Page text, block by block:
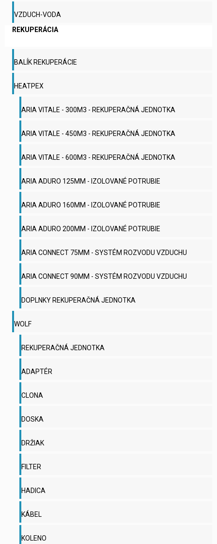
VZDUCH-VODA
REKUPERÁCIA
BALÍK REKUPERÁCIE
HEATPEX
ARIA VITALE - 300M3 - REKUPERAČNÁ JEDNOTKA
ARIA VITALE - 450M3 - REKUPERAČNÁ JEDNOTKA
ARIA VITALE - 600M3 - REKUPERAČNÁ JEDNOTKA
ARIA ADURO 125MM - IZOLOVANÉ POTRUBIE
ARIA ADURO 160MM - IZOLOVANÉ POTRUBIE
ARIA ADURO 200MM - IZOLOVANÉ POTRUBIE
ARIA CONNECT 75MM - SYSTÉM ROZVODU VZDUCHU
ARIA CONNECT 90MM - SYSTÉM ROZVODU VZDUCHU
DOPLNKY REKUPERAČNÁ JEDNOTKA
WOLF
REKUPERAČNÁ JEDNOTKA
ADAPTÉR
CLONA
DOSKA
DRŽIAK
FILTER
HADICA
KÁBEL
KOLENO